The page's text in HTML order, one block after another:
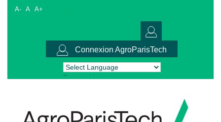
A- A A+
Connexion AgroParisTech
Powered by Translate